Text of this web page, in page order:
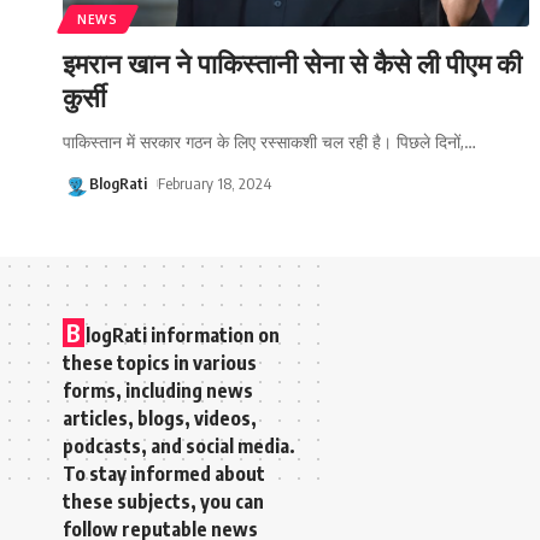
NEWS
इमरान खान ने पाकिस्तानी सेना से कैसे ली पीएम की
कुर्सी
पाकिस्तान में सरकार गठन के लिए रस्साकशी चल रही है। पिछले दिनों,…
BlogRati February 18, 2024
B logRati information on
these topics in various
forms, including news
articles, blogs, videos,
podcasts, and social media.
To stay informed about
these subjects, you can
follow reputable news